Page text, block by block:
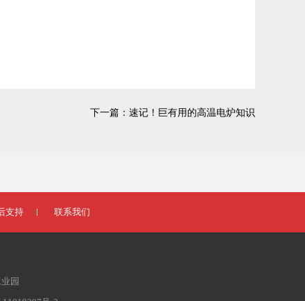
下一篇： 速记！巨有用的高温电炉知识
支持 联系我们
园